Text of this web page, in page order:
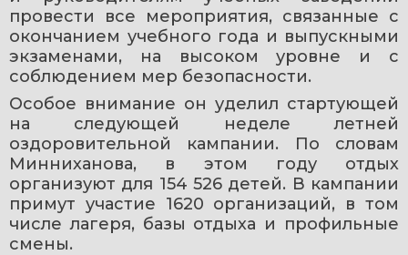
провести все мероприятия, связанные с
окончанием учебного года и выпускными
экзаменами, на высоком уровне и с
соблюдением мер безопасности.
Особое внимание он уделил стартующей
на следующей неделе летней
оздоровительной кампании. По словам
Минниханова, в этом году отдых
организуют для 154 526 детей. В кампании
примут участие 1620 организаций, в том
числе лагеря, базы отдыха и профильные
смены.